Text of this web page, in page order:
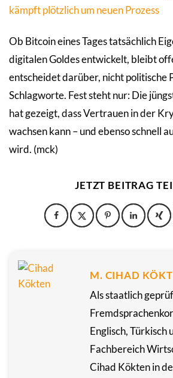
kämpft plötzlich um neuen Prozess
Ob Bitcoin eines Tages tatsächlich
digitalen Goldes entwickelt, bleibt
entscheidet darüber, nicht politische
Schlagworte. Fest steht nur: Die
hat gezeigt, dass Vertrauen in der
wachsen kann – und ebenso schnell
wird. (mck)
JETZT BEITRAG
M. CIHAD
Als staatlich
Englisch, Türkisch
Fachbereich
Cihad Kökten in